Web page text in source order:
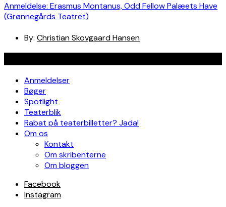
Anmeldelse: Erasmus Montanus, Odd Fellow Palæets Have
(Grønnegårds Teatret)
By: Christian Skovgaard Hansen
Anmeldelser
Bøger
Spotlight
Teaterblik
Rabat på teaterbilletter? Jada!
Om os
Kontakt
Om skribenterne
Om bloggen
Facebook
Instagram